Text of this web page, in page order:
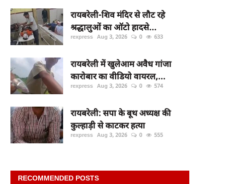
रायबरेली-शिव मंदिर से लौट रहे
श्रद्धालुओं का ऑटो हादसे...
rexpress Aug 3, 2026 0 633
रायबरेली में खुलेआम अवैध गांजा
कारोबार का वीडियो वायरल,...
rexpress Aug 3, 2026 0 574
रायबरेली: सपा के बूथ अध्यक्ष की
कुल्हाड़ी से काटकर हत्या
rexpress Aug 3, 2026 0 555
RECOMMENDED POSTS